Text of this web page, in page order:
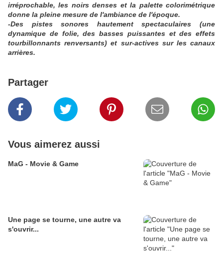
irréprochable, les noirs denses et la palette colorimétrique
donne la pleine mesure de l'ambiance de l'époque.
-Des pistes sonores hautement spectaculaires (une
dynamique de folie, des basses puissantes et des effets
tourbillonnants renversants) et sur-actives sur les canaux
arrières.
Partager
Vous aimerez aussi
MaG - Movie & Game
Une page se tourne, une autre va
s'ouvrir...